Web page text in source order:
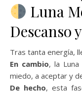
Luna
Descanso
Tras tanta energía,
En cambio, la
miedo, a aceptar y
De hecho, esta